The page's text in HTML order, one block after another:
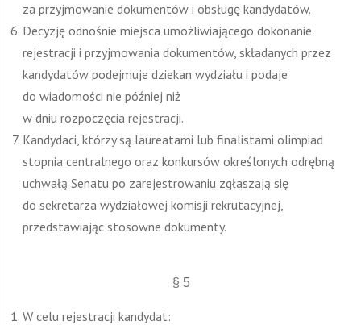
za przyjmowanie dokumentów i obsługę kandydatów.
Decyzję odnośnie miejsca umożliwiającego dokonanie
rejestracji i przyjmowania dokumentów, składanych przez
kandydatów podejmuje dziekan wydziału i podaje
do wiadomości nie później niż
w dniu rozpoczęcia rejestracji.
Kandydaci, którzy są laureatami lub finalistami olimpiad
stopnia centralnego oraz konkursów określonych odrębną
uchwałą Senatu po zarejestrowaniu zgłaszają się
do sekretarza wydziałowej komisji rekrutacyjnej,
przedstawiając stosowne dokumenty.
§ 5
W celu rejestracji kandydat: